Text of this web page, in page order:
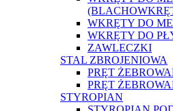
WKRĘTY DO
WKRĘTY DO
ZAWLECZKI
STAL ZBROJENIOWA
PRĘT
PRĘT
STYROPIAN